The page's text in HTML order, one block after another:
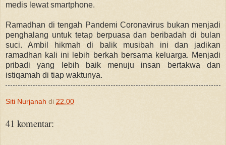
medis lewat smartphone.
Ramadhan di tengah Pandemi Coronavirus bukan menjadi
penghalang untuk tetap berpuasa dan beribadah di bulan
suci. Ambil hikmah di balik musibah ini dan jadikan
ramadhan kali ini lebih berkah bersama keluarga. Menjadi
pribadi yang lebih baik menuju insan bertakwa dan
istiqamah di tiap waktunya.
Siti Nurjanah di 22.00
41 komentar: